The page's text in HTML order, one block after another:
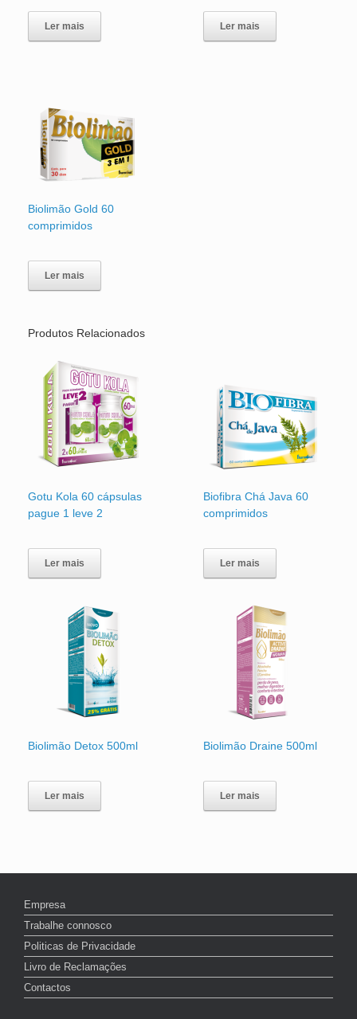
Ler mais Ler mais
Biolimão Gold 60
comprimidos
Ler mais
Produtos Relacionados
Gotu Kola 60 cápsulas
pague 1 leve 2
Ler mais
Biofibra Chá Java 60
comprimidos
Ler mais
Biolimão Detox 500ml
Ler mais
Biolimão Draine 500ml
Ler mais
Empresa
Trabalhe connosco
Politicas de Privacidade
Livro de Reclamações
Contactos